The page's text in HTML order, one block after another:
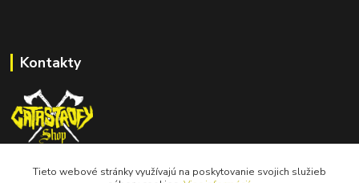
Kontakty
catastrofy.shop@gmail.com
Tieto webové stránky využívajú na poskytovanie svojich služieb